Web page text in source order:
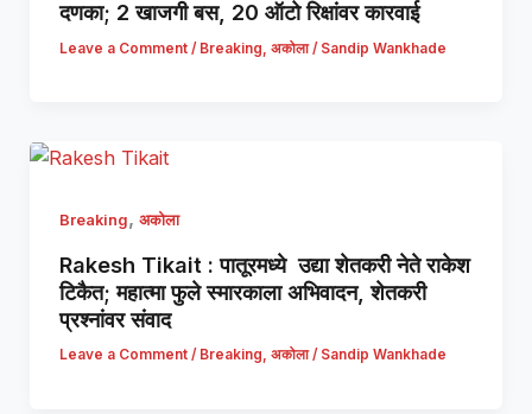
दणका; 2 खाजगी बस, 20 ऑटो रिक्षांवर कारवाई
Leave a Comment / Breaking अकोला/ Sandip Wankhade
Breaking, अकोला
Rakesh Tikait : पातूरमध्ये उद्या शेतकरी नेते राकेश
टिकैत; महात्मा फुले स्मारकाला अभिवादन, शेतकरी
प्रश्नांवर संवाद
Leave a Comment / Breaking, अकोला/ Sandip Wankhade